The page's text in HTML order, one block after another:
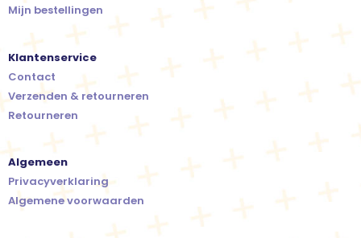
Mijn bestellingen
Klantenservice
Contact
Verzenden & retourneren
Retourneren
Algemeen
Privacyverklaring
Algemene voorwaarden